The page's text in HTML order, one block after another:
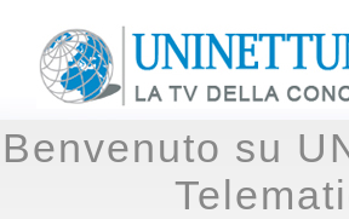
Benvenuto su